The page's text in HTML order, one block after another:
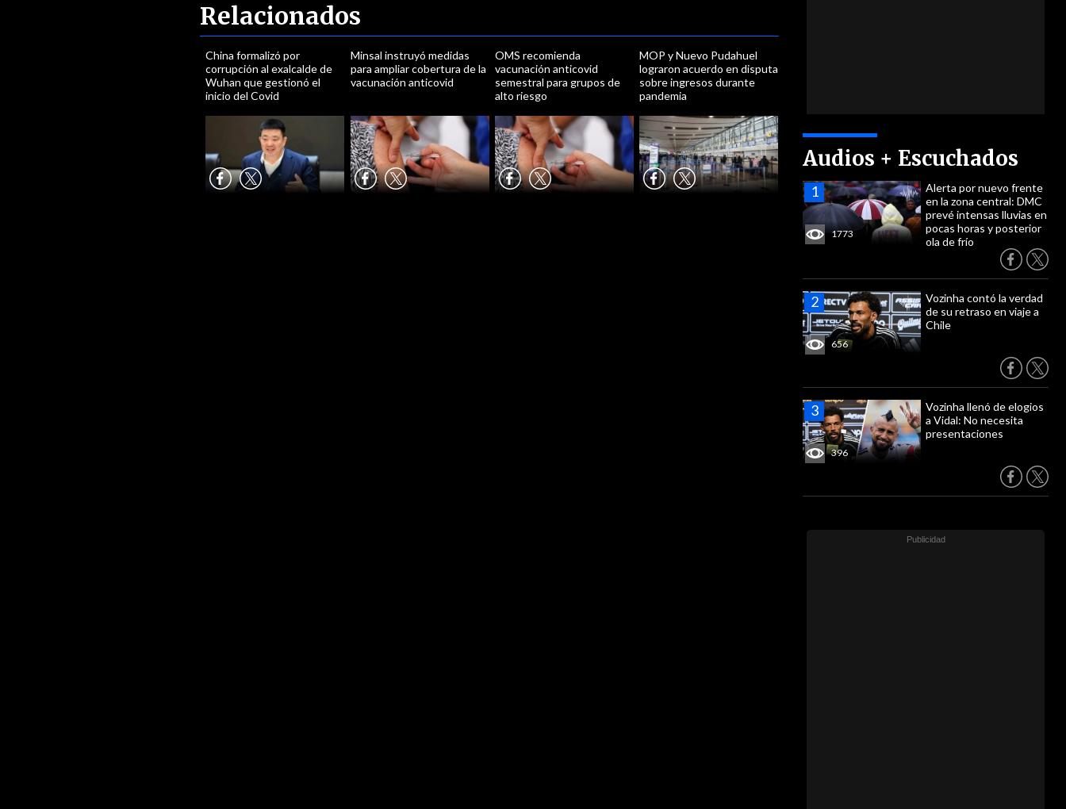
Audios + Escuchados
1773
Alerta por nuevo frente
en la zona central: DMC
prevé intensas lluvias en
pocas horas y posterior
ola de frío
656
Vozinha contó la verdad
de su retraso en viaje a
Chile
396
Vozinha llenó de elogios
a Vidal: No necesita
presentaciones
Relacionados
China formalizó por
corrupción al exalcalde de
Wuhan que gestionó el
inicio del Covid
Minsal instruyó medidas
para ampliar cobertura de la
vacunación anticovid
OMS recomienda
vacunación anticovid
semestral para grupos de
alto riesgo
MOP y Nuevo Pudahuel
lograron acuerdo en disputa
sobre ingresos durante
pandemia